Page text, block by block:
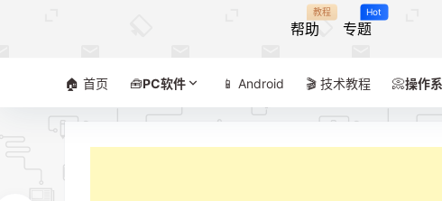
帮助
教程
专题
Hot
🏠 首页 🧰PC软件 📱 Android 🎬 技术教程 📀操作